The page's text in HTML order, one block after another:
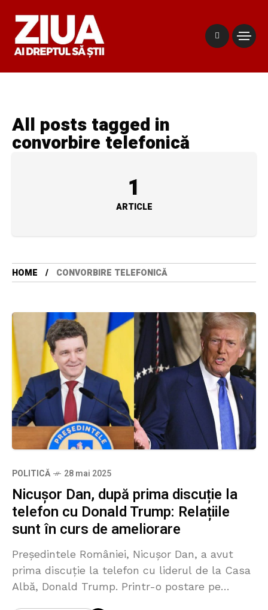
All posts tagged in
convorbire telefonică
1
ARTICLE
HOME CONVORBIRE TELEFONICĂ
POLITICĂ 28 mai 2025
Nicușor Dan, după prima discuție la
telefon cu Donald Trump: Relațiile
sunt în curs de ameliorare
Președintele României, Nicușor Dan, a avut
prima discuție la telefon cu liderul de la Casa
Albă, Donald Trump. Printr-o postare pe